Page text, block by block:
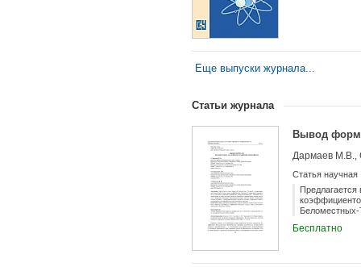
Еще выпуски журнала...
Статьи журнала
Вывод
Дармаев М.В.,
Статья научная
Беломестных-
Бесплатно